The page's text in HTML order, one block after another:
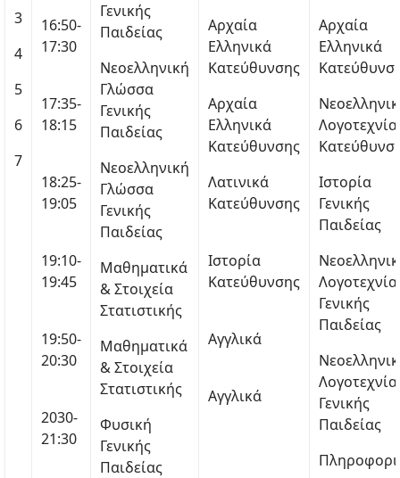
3
4
5
6
7
16:50-
17:30
17:35-
18:15
18:25-
19:05
19:10-
19:45
19:50-
20:30
2030-
21:30
Γενικής
Παιδείας
Νεοελληνική
Γλώσσα
Γενικής
Παιδείας
Νεοελληνική
Γλώσσα
Γενικής
Παιδείας
Μαθηματικά
& Στοιχεία
Στατιστικής
Μαθηματικά
& Στοιχεία
Στατιστικής
Φυσική
Γενικής
Παιδείας
Αρχαία
Ελληνικά
Κατεύθυνσης
Αρχαία
Ελληνικά
Κατεύθυνσης
Λατινικά
Κατεύθυνσης
Ιστορία
Κατεύθυνσης
Αγγλικά
Αγγλικά
Αρχαία
Ελληνικά
Λογοτεχνία
Ιστορία
Γενικής
Παιδείας
Λογοτεχνία
Γενικής
Παιδείας
Λογοτεχνία
Γενικής
Παιδείας